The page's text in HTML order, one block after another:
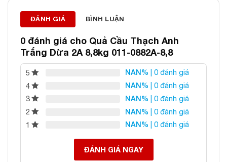
sinh khí và tạo điểm nhấn sang trọng cho không gian.
Ưu tiên đặt ở vị trí sạch sẽ, cao ráo và phù hợp với
cung vị phong thủy của gia chủ để phát huy tối đa ý
nghĩa.
About
ĐÁNH GIÁ BÌNH LUẬN
0 đánh giá cho Quả Cầu Thạch Anh
Trắng Dừa 2A 8,8kg 011-0882A-8,8
5 NAN% | 0 đánh giá
4
NAN% | 0 đánh giá
3
NAN% | 0 đánh giá
2
NAN% | 0 đánh giá
1
NAN% | 0 đánh giá
ĐÁNH GIÁ NGAY